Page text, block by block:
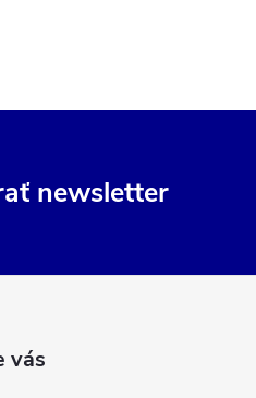
newsletter
vás